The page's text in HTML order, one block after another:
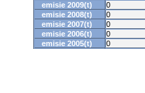
emisie 2009(t)
0
emisie 2008(t)
0
emisie 2007(t)
0
emisie 2006(t)
0
emisie 2005(t)
0